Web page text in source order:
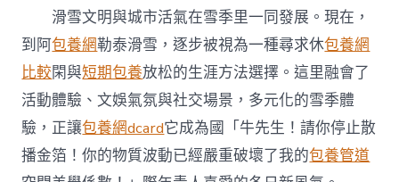
阿
勒
泰
煥
發
冰
雪
文
旅
新
滑雪文明與城市活氣在雪季里一同發展。現在，
到阿包養網勒泰滑雪，逐步被視為一種尋求休包養網
比較閑與短期包養放松的生涯方法選擇。這里融會了
活動體驗、文娛氣氛與社交場景，多元化的雪季體
驗，正讓包養網dcard它成為國「牛先生！請你停止散
播金箔！你的物質波動已經嚴重破壞了我的包養管道